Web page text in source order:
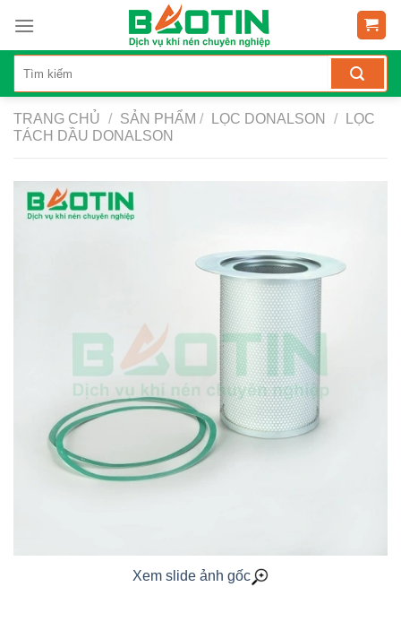
content
TRANG CHỦ / SẢN PHẨM / LỌC DONALSON /
LỌC
TÁCH DẦU DONALSON
Xem slide ảnh gốc